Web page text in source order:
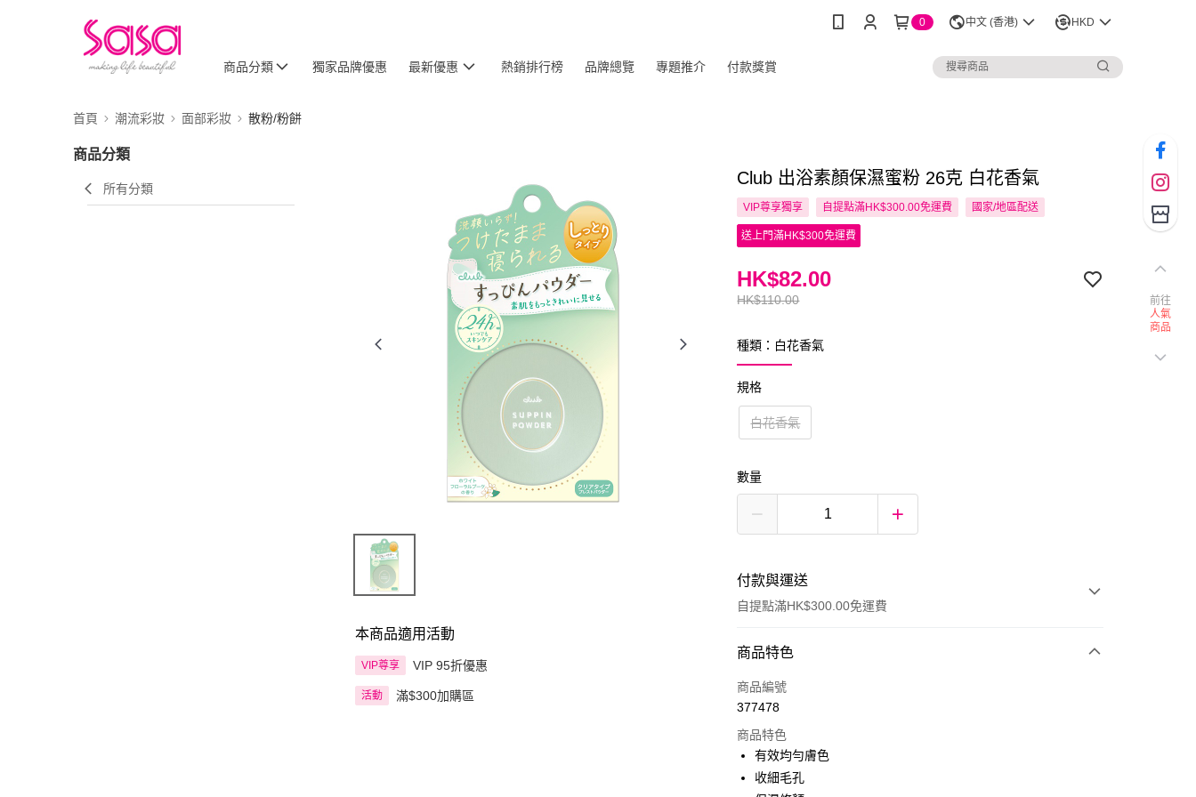
0 中文 (香港) HKD
商品分類 獨家品牌優惠 最新優惠 熱銷排行榜 品牌總覽 專題推介 付款獎賞
首頁 潮流彩妝 面部彩妝 散粉/粉餅
商品分類
所有分類
本商品適用活動
VIP尊享 VIP 95折優惠
活動 滿$300加購區
Club 出浴素顏保濕蜜粉 26克 白花香氣
VIP尊享獨享 自提點滿HK$300.00免運費 國家/地區配送
送上門滿HK$300免運費
HK$110.00
HK$82.00
種類：白花香氣
規格
白花香氣
數量
付款與運送
自提點滿HK$300.00免運費
付款方式
信用卡
AlipayHK
PayMe
商品特色
商品編號
377478
商品特色
有效均勻膚色
收細毛孔
前往
人氣
商品